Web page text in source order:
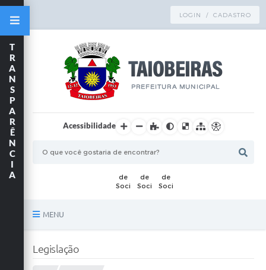
LOGIN / CADASTRO
Acessibilidade
MENU
T
R
A
N
S
P
A
R
Ê
N
C
I
A
Legislação